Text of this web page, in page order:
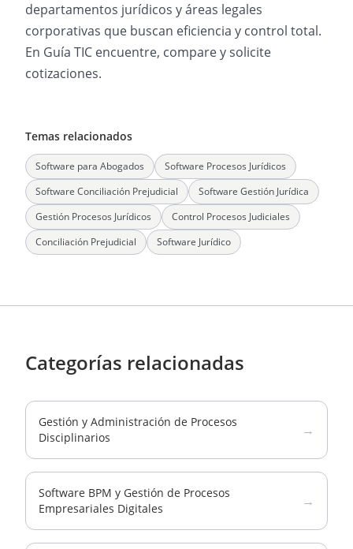
departamentos jurídicos y áreas legales
corporativas que buscan eficiencia y control total.
En Guía TIC encuentre, compare y solicite
cotizaciones.
Temas relacionados
Software para Abogados
Software Procesos Jurídicos
Software Conciliación Prejudicial
Software Gestión Jurídica
Gestión Procesos Jurídicos
Control Procesos Judiciales
Conciliación Prejudicial
Software Jurídico
Categorías relacionadas
Gestión y Administración de Procesos
Disciplinarios
→
Software BPM y Gestión de Procesos
Empresariales Digitales
→